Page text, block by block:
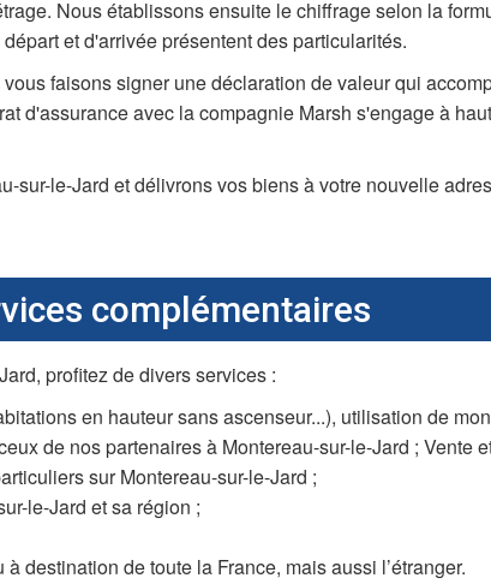
Nous établissons ensuite le chiffrage selon la
et d'arrivée présentent des particularités.
faisons signer une déclaration de valeur qui
d'assurance avec la compagnie Marsh s'engage à
sur-le-Jard et délivrons vos biens à votre nouvelle
complémentaires
profitez de divers services :
en hauteur sans ascenseur...), utilisation de
de nos partenaires à Montereau-sur-le-Jard ; Vente
sur Montereau-sur-le-Jard ;
le-Jard et sa région ;
destination de toute la France, mais aussi l’étranger.